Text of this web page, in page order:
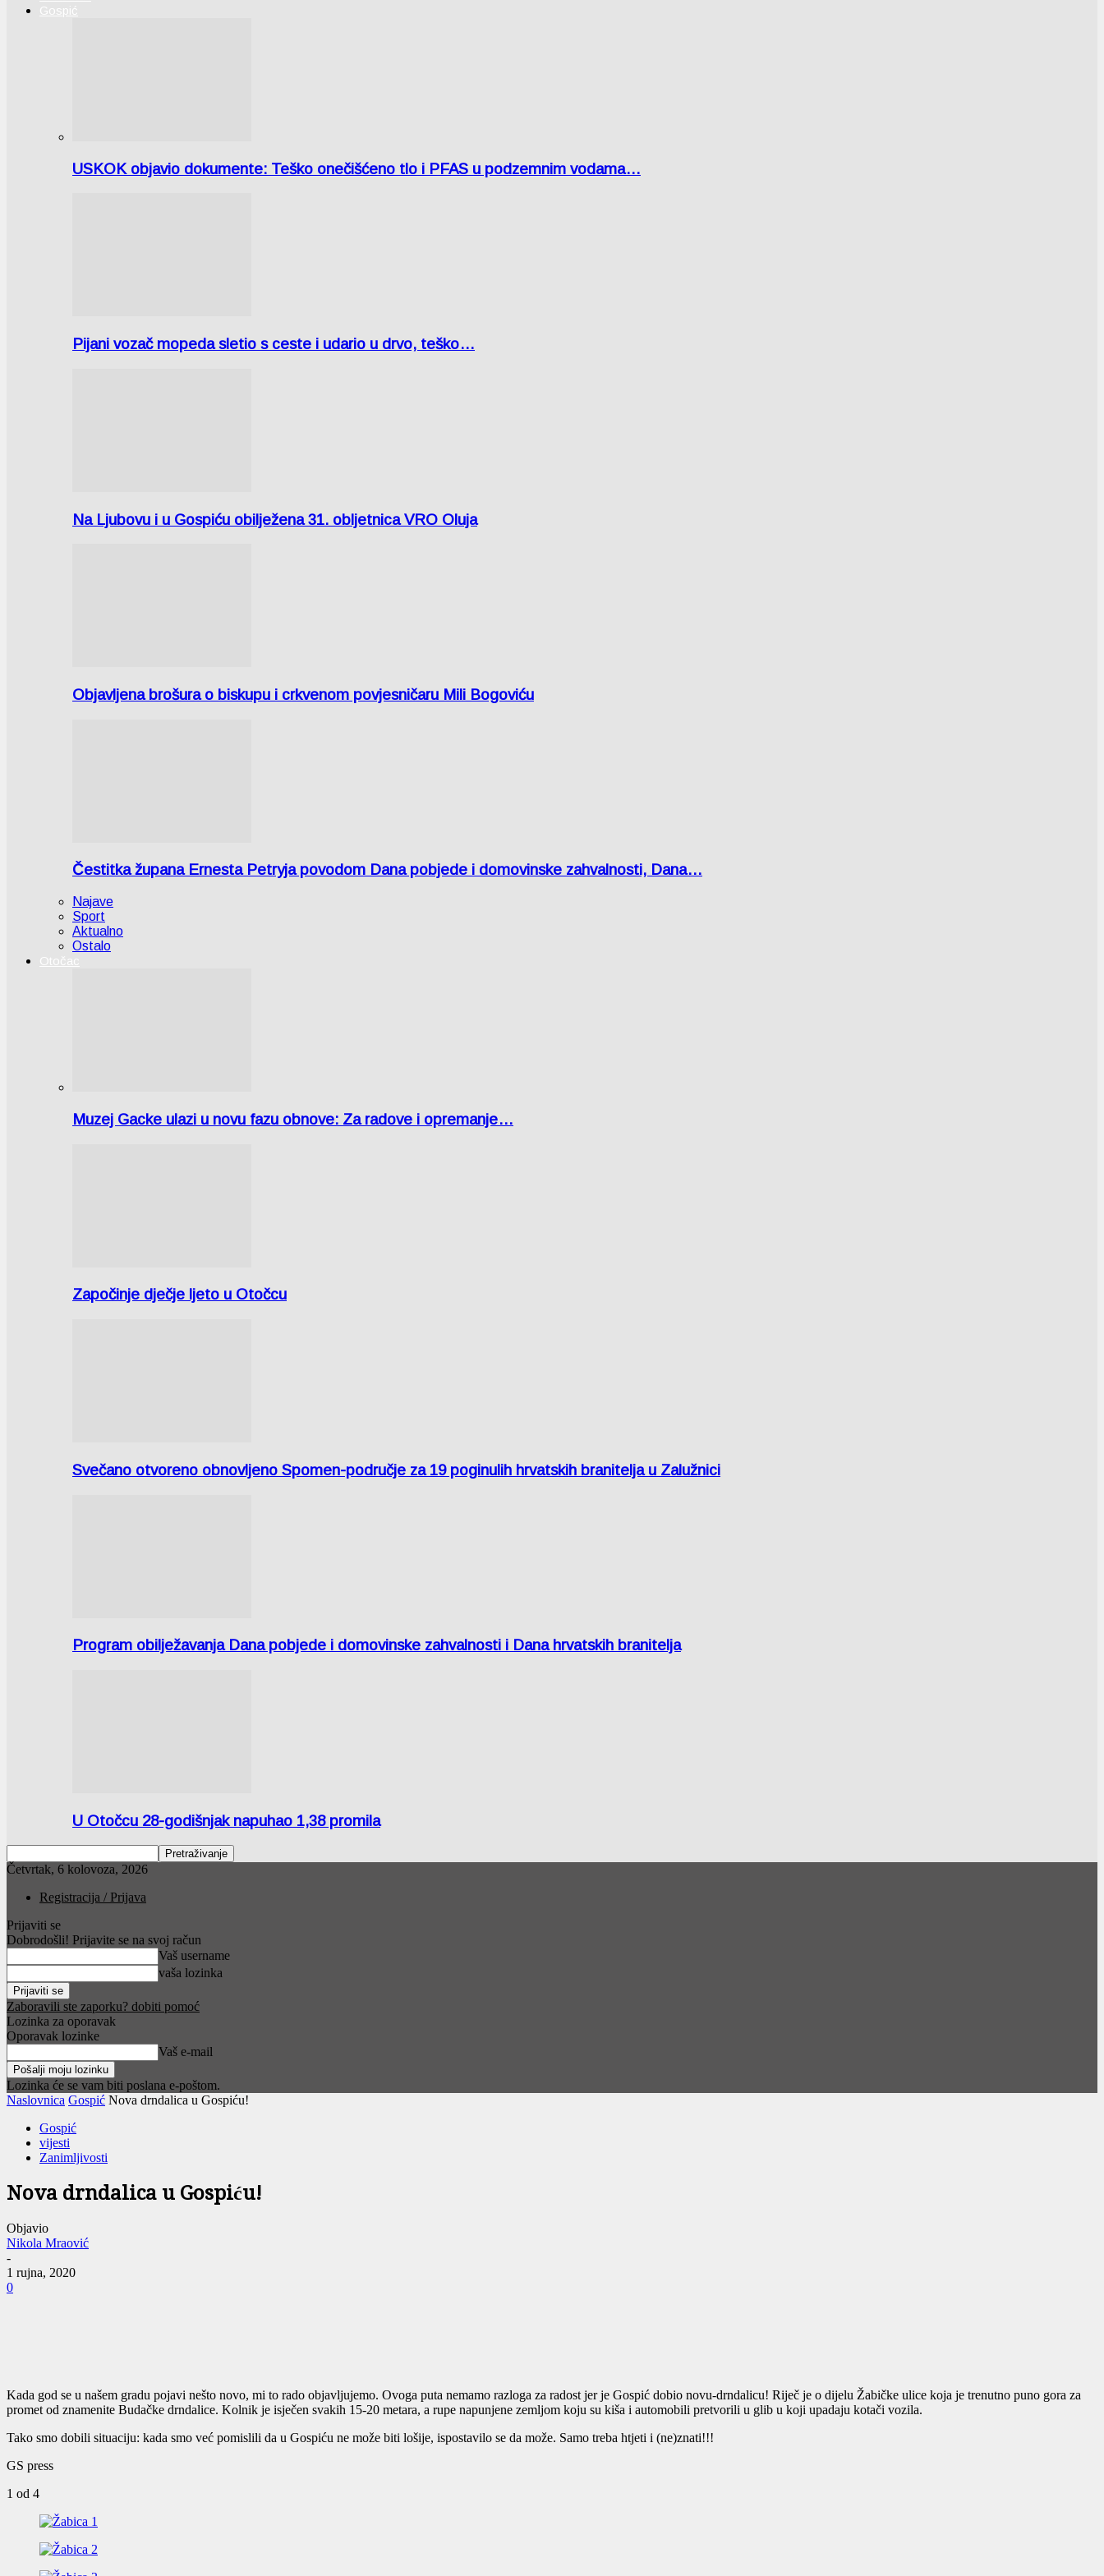
Gospić
USKOK objavio dokumente: Teško onečišćeno tlo i PFAS u podzemnim vodama…
Pijani vozač mopeda sletio s ceste i udario u drvo, teško…
Na Ljubovu i u Gospiću obilježena 31. obljetnica VRO Oluja
Objavljena brošura o biskupu i crkvenom povjesničaru Mili Bogoviću
Čestitka župana Ernesta Petryja povodom Dana pobjede i domovinske zahvalnosti, Dana…
Najave
Sport
Aktualno
Ostalo
Otočac
Muzej Gacke ulazi u novu fazu obnove: Za radove i opremanje…
Započinje dječje ljeto u Otočcu
Svečano otvoreno obnovljeno Spomen-područje za 19 poginulih hrvatskih branitelja u Zalužnici
Program obilježavanja Dana pobjede i domovinske zahvalnosti i Dana hrvatskih branitelja
U Otočcu 28-godišnjak napuhao 1,38 promila
Četvrtak, 6 kolovoza, 2026
Registracija / Prijava
Prijaviti se
Dobrodošli! Prijavite se na svoj račun
Vaš username
vaša lozinka
Zaboravili ste zaporku? dobiti pomoć
Lozinka za oporavak
Oporavak lozinke
Vaš e-mail
Lozinka će se vam biti poslana e-poštom.
Naslovnica Gospić Nova drndalica u Gospiću!
Gospić
vijesti
Zanimljivosti
Nova drndalica u Gospiću!
Objavio
Nikola Mraović
-
1 rujna, 2020
0
Kada god se u našem gradu pojavi nešto novo, mi to rado objavljujemo. Ovoga puta nemamo razloga za radost jer je Gospić dobio novu-drndalicu! Riječ je o dijelu Žabičke ulice koja je trenutno puno gora za
promet od znamenite Budačke drndalice. Kolnik je isječen svakih 15-20 metara, a rupe napunjene zemljom koju su kiša i automobili pretvorili u glib u koji upadaju kotači vozila.
Tako smo dobili situaciju: kada smo već pomislili da u Gospiću ne može biti lošije, ispostavilo se da može. Samo treba htjeti i (ne)znati!!!
GS press
1 od 4